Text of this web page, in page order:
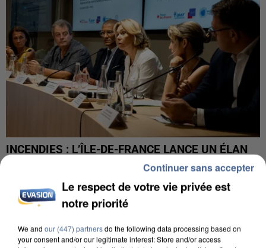
INCENDIES : L’ÎLE-DE-FRANCE LANCE UN ÉLAN
DE SOLIDARITÉ AVEC LES...
Le respect de votre vie privée est
notre priorité
We and our (447) partnersdo the following data processing based on
your consent and/or our legitimate interest: Store and/or access
Continuer sans accepter